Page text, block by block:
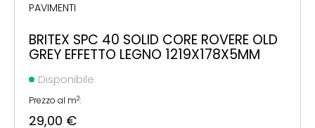
PAVIMENTI
BRITEX SPC 40 SOLID CORE ROVERE OLD
GREY EFFETTO LEGNO 1219X178X5MM
Disponibile
Prezzo al m2:
29,00 €